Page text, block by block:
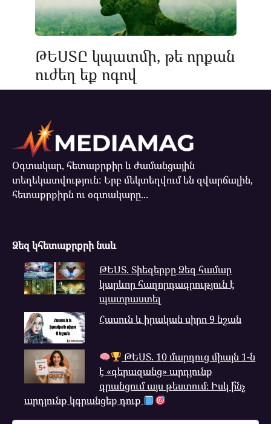
ԹԵՍՏԸ կպատմի, թե որքան
ուժեղ եք ոգով
Օգտակար, հետաքրքիր և ժամանցային
տեղեկատվություն: Երբ մեկտեղվում են զվարճալին,
հետաքրքիրն ու օգտակարը...
Ձեզ կհետաքրքրի նաև
ԹԵՍՏ. Տիեզերքը Ձեզ համար
կարևոր հաղորդագրություն է
պատրաստել
Հասուն և իրական սիրո 9 նշան
ԹԵՍՏ. 10 մարդուց միայն 1-ն
է «գերազանց» արդյունք
գրանցում այս թեստում։ Իսկ ի՞նչ
արդյունք կգրանցեք դուք